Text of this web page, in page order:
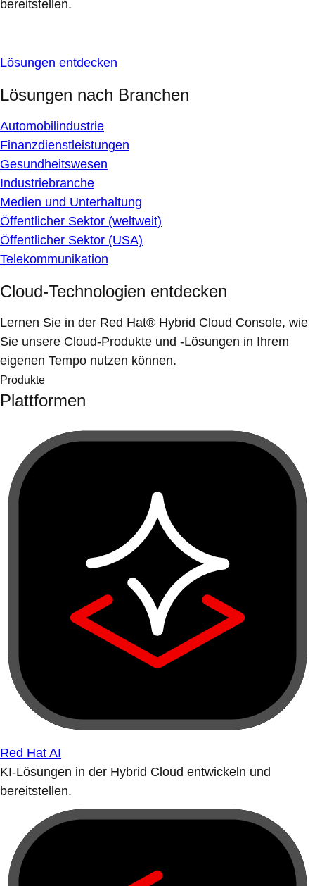
bereitstellen.
Lösungen entdecken
Lösungen nach Branchen
Automobilindustrie
Finanzdienstleistungen
Gesundheitswesen
Industriebranche
Medien und Unterhaltung
Öffentlicher Sektor (weltweit)
Öffentlicher Sektor (USA)
Telekommunikation
Cloud-Technologien entdecken
Lernen Sie in der Red Hat® Hybrid Cloud Console, wie
Sie unsere Cloud-Produkte und -Lösungen in Ihrem
eigenen Tempo nutzen können.
Produkte
Plattformen
Red Hat AI
KI-Lösungen in der Hybrid Cloud entwickeln und
bereitstellen.